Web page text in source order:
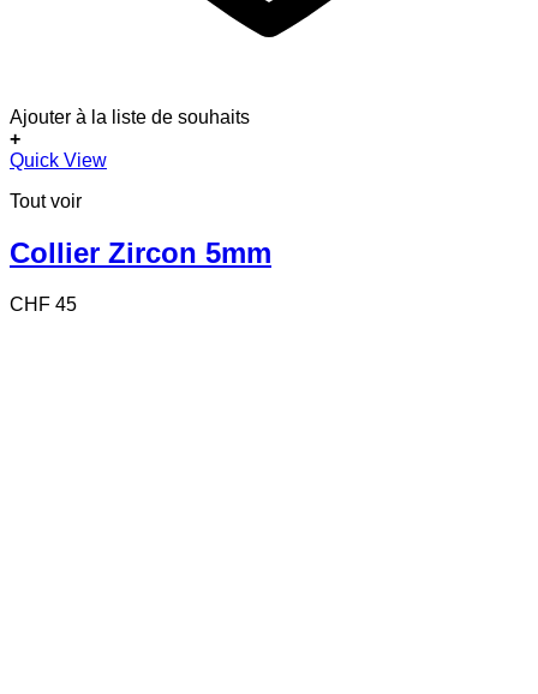
Ajouter à la liste de souhaits
+
Quick View
Tout voir
Collier Zircon 5mm
CHF 45